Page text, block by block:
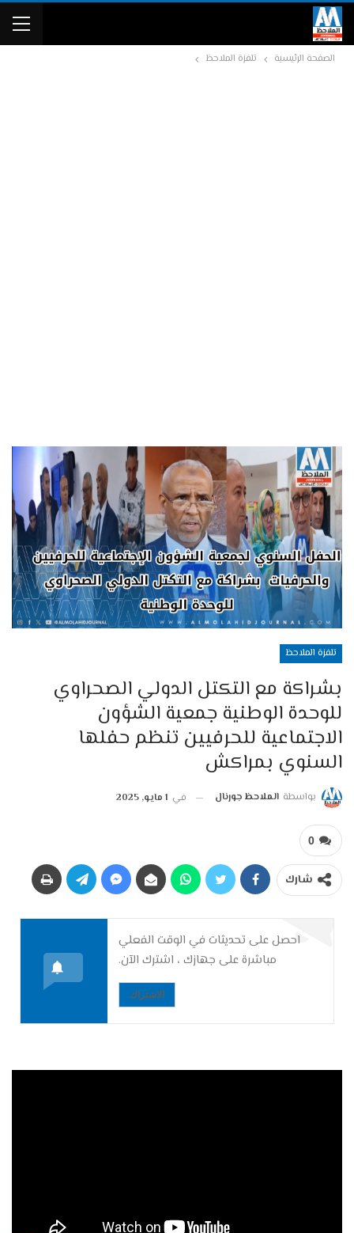
الصفحة الرئيسية تلفزة الملاحظ
تلفزة الملاحظ
بشراكة مع التكتل الدولي الصحراوي
للوحدة الوطنية جمعية الشؤون
الاجتماعية للحرفيين تنظم حفلها
السنوي بمراكش
بواسطة الملاحظ جورنال في 1 مايو, 2025
0
شارك
احصل على تحديثات في الوقت الفعلي
مباشرة على جهازك ، اشترك الآن.
الاشتراك